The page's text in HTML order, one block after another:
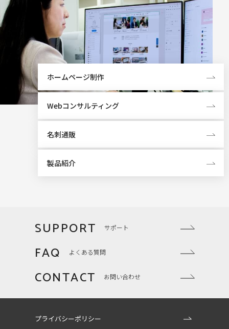
ホームページ制作
Webコンサルティング
名刺通販
製品紹介
SUPPORT サポート
FAQ よくある質問
CONTACT お問い合わせ
プライバシーポリシー